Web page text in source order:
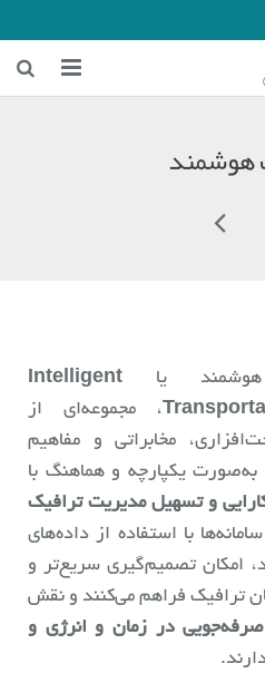
هوشمند
هوشمند یا Intelligent
، مجموعه‌ای از
مخابراتی و مفاهیم
یکپارچه و هماهنگ با
و تسهیل مدیریت ترافیک
با استفاده از داده‌های
امکان تصمیم‌گیری سریع‌تر و
ترافیک فراهم می‌کنند و نقش
در زمان و انرژی و